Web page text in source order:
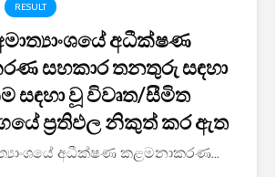
RESULT
අධීක්ෂණ
සහකාර තනතුරු සඳහා
සඳහා වූ විවෘත/සීමිත
ප්‍රතිඵල නිකුත් කර ඇත
අධීක්ෂණ කළමනාකරණ...